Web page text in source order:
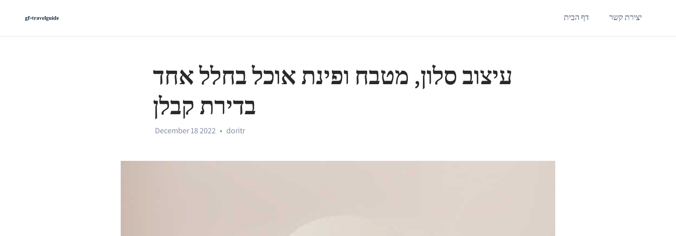
דף הבית יצירת קשר
עיצוב סלון, מטבח ופינת אוכל בחלל אחד
בדירת קבלן
December 18 2022 • doritr